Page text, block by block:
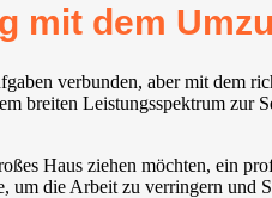
mit dem
verbunden, aber mit dem
breiten Leistungsspektrum
Haus ziehen möchten, ein
um die Arbeit zu verringern und